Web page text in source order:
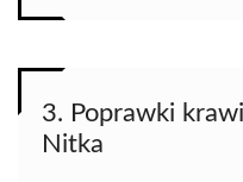
3. Poprawki
Nitka